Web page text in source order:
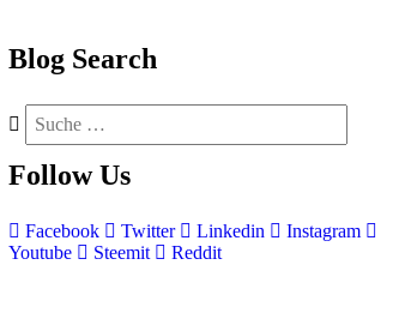
Blog Search
Follow Us
Facebook Twitter Linkedin
Instagram
Youtube
Steemit Reddit